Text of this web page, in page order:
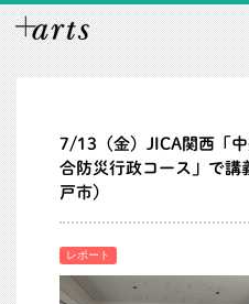
7/13（金）JICA関西「
合防災行政コース」で講
戸市）
レポート